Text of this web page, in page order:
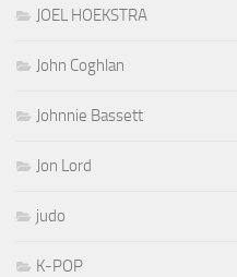
JOEL HOEKSTRA
John Coghlan
Johnnie Bassett
Jon Lord
judo
K-POP